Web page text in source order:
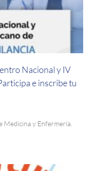
Nacional y IV
e inscribe tu
Medicina y Enfermería.